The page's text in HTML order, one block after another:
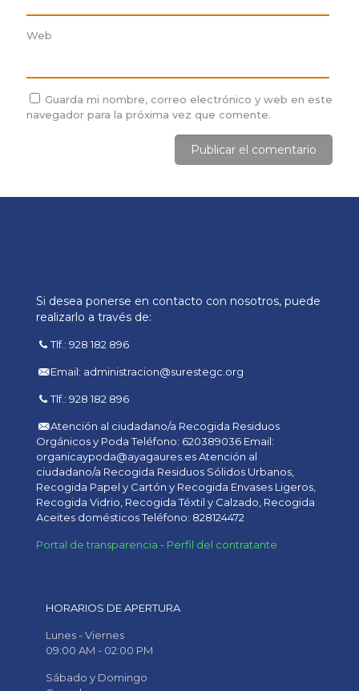
Web
Guarda mi nombre, correo electrónico y web en este
navegador para la próxima vez que comente.
Si desea ponerse en contacto con nosotros, puede
realizarlo a través de:
Tlf.: 928 182 896
Email: administracion@surestegc.org
Tlf.: 928 182 896
Atención al ciudadano/a Recogida Residuos
Orgánicos y Poda Teléfono: 620389036 Email:
organicaypoda@ayagaures.es Atención al
ciudadano/a Recogida Residuos Sólidos Urbanos,
Recogida Papel y Cartón y Recogida Envases Ligeros,
Recogida Vidrio, Recogida Téxtil y Calzado, Recogida
Aceites domésticos Teléfono: 828124472
Portal de transparencia - Perfil del contratante
HORARIOS DE APERTURA
Lunes - Viernes
09:00 AM - 02:00 PM
Sábado y Domingo